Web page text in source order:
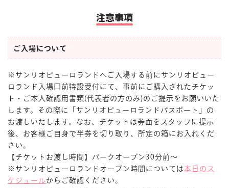
注意事項
ご入場について
※サンリオピューロランドへご入場する前にサンリオピュー
ロランド入場口前特設受付にて、事前にご購入されたチケッ
ト・ご本人確認用書類(代表者の方のみ)のご提示をお願いいた
します。その際に「サンリオピューロランドパスポート」の
お渡しいたします。なお、チケットは券面をスタッフに提示
後、お客様ご自身で半券を切り取り、所定の箱にお入れくだ
さい。
【チケットお渡し時間】パークオープン30分前～
※サンリオピューロランドオープン時間については本日のス
ケジュールからご確認ください。